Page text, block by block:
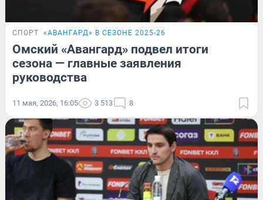
СПОРТ «‎АВАНГАРД» В СЕЗОНЕ 2025-26
Омский «Авангард» подвел итоги
сезона — главные заявления
руководства
11 мая, 2026, 16:05 3 513 8